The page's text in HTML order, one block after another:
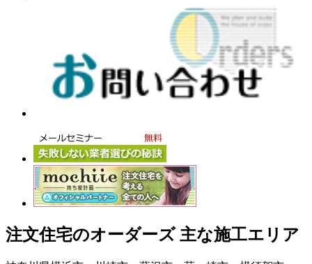
注文住宅のオーダーズ 主な施工エリア